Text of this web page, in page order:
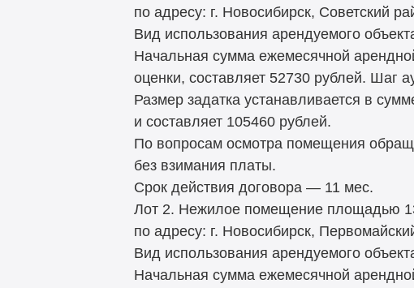
по адресу: г. Новосибирск, Советский
Вид использования арендуемого
Начальная сумма ежемесячной
оценки, составляет 52730 рублей. Шаг
Размер задатка устанавливается в
и составляет 105460 рублей.
По вопросам осмотра помещения
без взимания платы.
Срок действия договора — 11 мес.
Лот 2. Нежилое помещение площадью
по адресу: г. Новосибирск,
Вид использования арендуемого
Начальная сумма ежемесячной